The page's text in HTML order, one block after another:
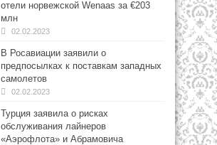
отели норвежской Wenaas за €203
млн
02.02.2023
В Росавиации заявили о
предпосылках к поставкам западных
самолетов
02.02.2023
Турция заявила о рисках
обслуживания лайнеров
«Аэрофлота» и Абрамовича